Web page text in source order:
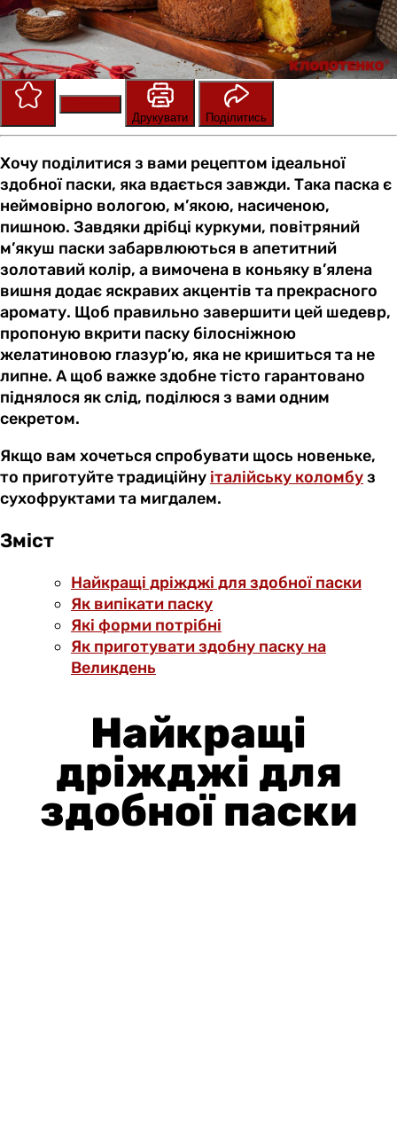
Друкувати
Поділитись
Хочу поділитися з вами рецептом ідеальної
здобної паски, яка вдається завжди. Така паска є
неймовірно вологою, м’якою, насиченою,
пишною. Завдяки дрібці куркуми, повітряний
м’якуш паски забарвлюються в апетитний
золотавий колір, а вимочена в коньяку в’ялена
вишня додає яскравих акцентів та прекрасного
аромату. Щоб правильно завершити цей шедевр,
пропоную вкрити паску білосніжною
желатиновою глазур’ю, яка не кришиться та не
липне. А щоб важке здобне тісто гарантовано
піднялося як слід, поділюся з вами одним
секретом.
Якщо вам хочеться спробувати щось новеньке,
то приготуйте традиційну італійську коломбуз
сухофруктами та мигдалем.
Зміст
Найкращі дріжджі для здобної паски
Як випікати паску
Які форми потрібні
Як приготувати здобну паску на
Великдень
Найкращі
дріжджі для
здобної паски